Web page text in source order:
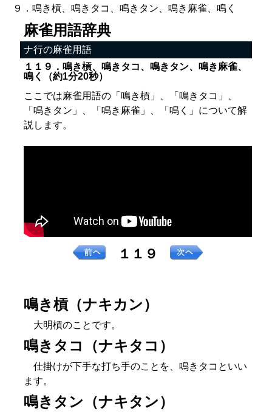
９．鳴き槓、鳴きタコ、鳴きタン、鳴き麻雀、鳴く
麻雀用語辞典
ナ行の麻雀用語
１１９．鳴き槓、鳴きタコ、鳴きタン、鳴き麻雀、
鳴く（約1分20秒）
ここでは麻雀用語の「鳴き槓」、「鳴きタコ」、
「鳴きタン」、「鳴き麻雀」、「鳴く」について解
説します。
１１９
鳴き槓（ナキカン）
大明槓のことです。
鳴きタコ（ナキタコ）
仕掛けが下手な打ち手のことを、鳴きタコといい
ます。
鳴きタン（ナキタン）